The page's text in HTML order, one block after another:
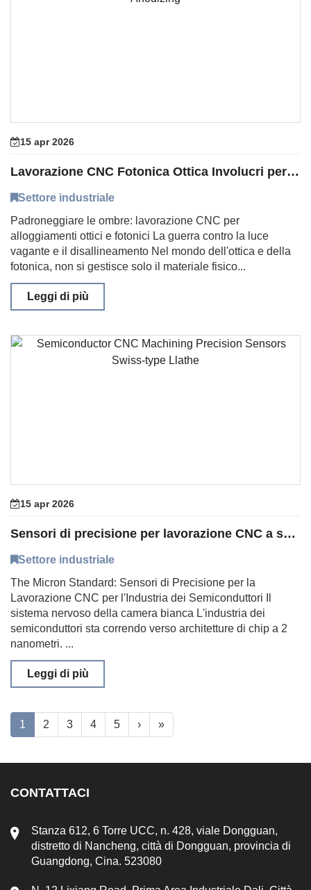
15 apr 2026
Lavorazione CNC Fotonica Ottica Involucri per Anodizzazione Nera
Settore industriale
Padroneggiare le ombre: lavorazione CNC per
alloggiamenti ottici e fotonici La guerra contro la luce
vagante e il disallineamento Nel mondo dell'ottica e della
fotonica, non si gestisce solo il materiale fisico...
Leggi di più
15 apr 2026
Sensori di precisione per lavorazione CNC a semiconduttore Llathe di tipo svizzero
Settore industriale
The Micron Standard: Sensori di Precisione per la
Lavorazione CNC per l'Industria dei Semiconduttori Il
sistema nervoso della camera bianca L'industria dei
semiconduttori sta correndo verso architetture di chip a 2
nanometri. ...
Leggi di più
1 2 3 4 5 › »
CONTATTACI
Stanza 612, 6 Torre UCC, n. 428, viale Dongguan,
distretto di Nancheng, città di Dongguan, provincia di
Guangdong, Cina. 523080